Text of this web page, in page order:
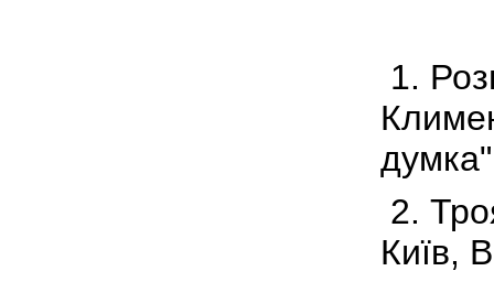
1.
2.
Київ,